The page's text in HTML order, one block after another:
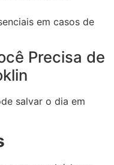
em casos de
Precisa de
salvar o dia em